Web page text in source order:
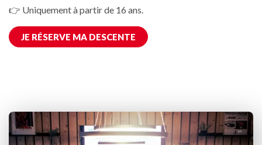
👉 Uniquement à partir de 16 ans.
JE RÉSERVE MA DESCENTE